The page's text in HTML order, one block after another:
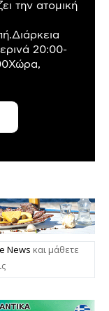
την ατομική
20:00-
News και μάθετε